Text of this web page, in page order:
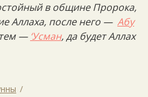
в общине Пророка,
Аллаха, после него — Абу
— ‘Усман, да будет Аллах